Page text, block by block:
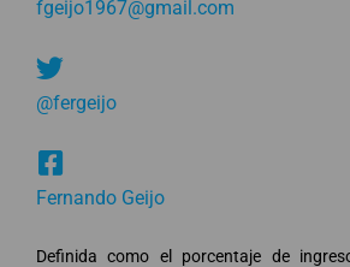
fgeijo1967@gmail.com
@fergeijo
Fernando Geijo
Definida como el porcentaje de